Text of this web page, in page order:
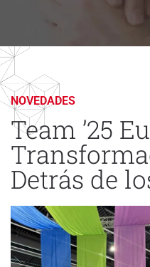
NOVEDADES
Team ’25
Detrás de